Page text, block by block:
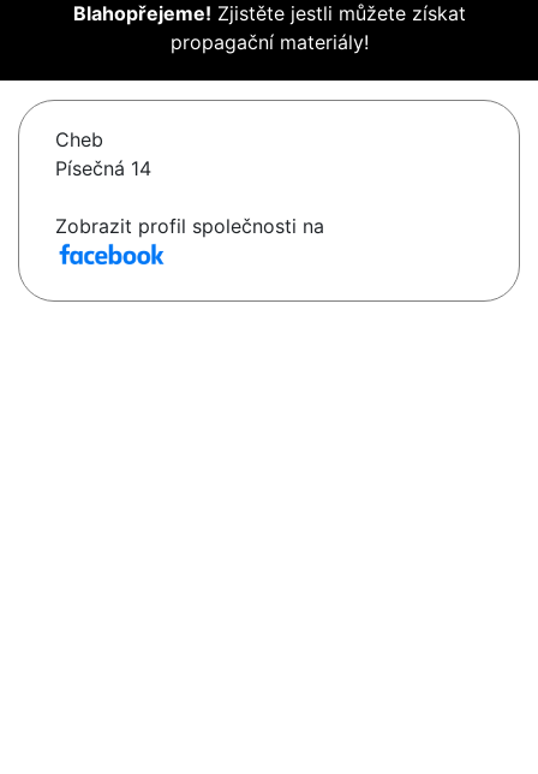
Blahopřejeme! Zjistěte jestli můžete získat
propagační materiály!
Cheb
Písečná 14
Zobrazit profil společnosti na